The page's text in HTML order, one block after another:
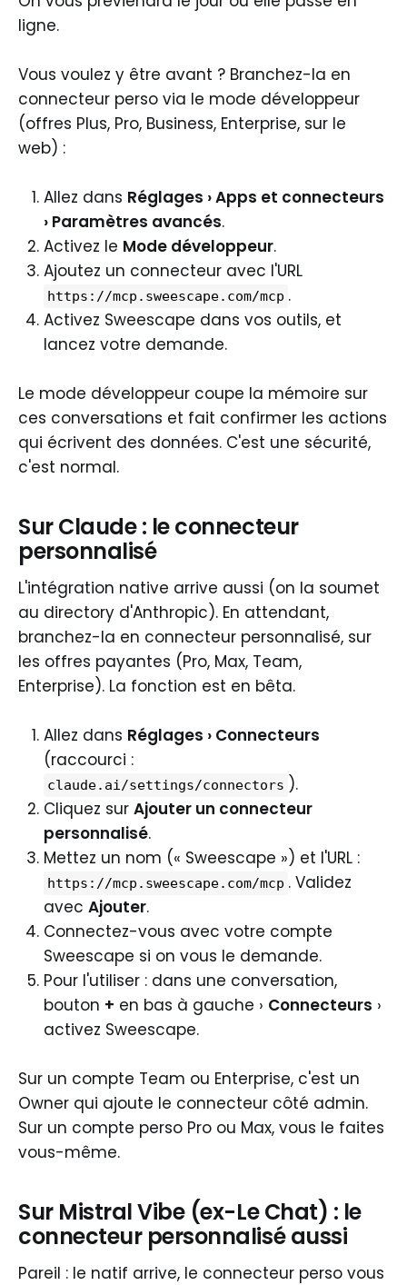
ligne.
Vous voulez y être avant ? Branchez-la en
connecteur perso via le mode développeur
(offres Plus, Pro, Business, Enterprise, sur le
web) :
Allez dans Réglages › Apps et connecteurs
› Paramètres avancés.
Activez le Mode développeur.
Ajoutez un connecteur avec l'URL
https://mcp.sweescape.com/mcp .
Activez Sweescape dans vos outils, et
lancez votre demande.
Le mode développeur coupe la mémoire sur
ces conversations et fait confirmer les actions
qui écrivent des données. C'est une sécurité,
c'est normal.
Sur Claude : le connecteur
personnalisé
L'intégration native arrive aussi (on la soumet
au directory d'Anthropic). En attendant,
branchez-la en connecteur personnalisé, sur
les offres payantes (Pro, Max, Team,
Enterprise). La fonction est en bêta.
Allez dans Réglages › Connecteurs
(raccourci :
claude.ai/settings/connectors ).
Cliquez sur Ajouter un connecteur
personnalisé.
Mettez un nom (« Sweescape ») et l'URL :
https://mcp.sweescape.com/mcp . Validez
avec Ajouter.
Connectez-vous avec votre compte
Sweescape si on vous le demande.
Pour l'utiliser : dans une conversation,
bouton + en bas à gauche › Connecteurs ›
activez Sweescape.
Sur un compte Team ou Enterprise, c'est un
Owner qui ajoute le connecteur côté admin.
Sur un compte perso Pro ou Max, vous le faites
vous-même.
Sur Mistral Vibe (ex-Le Chat) : le
connecteur personnalisé aussi
Pareil : le natif arrive, le connecteur perso vous